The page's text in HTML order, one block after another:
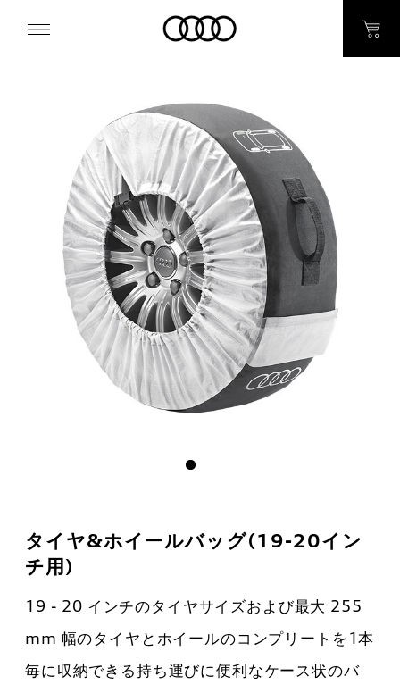
タイヤ&ホイールバッグ(19-20イン
チ用)
19 - 20 インチのタイヤサイズおよび最大 255
mm 幅のタイヤとホイールのコンプリートを1本
毎に収納できる持ち運びに便利なケース状のバ